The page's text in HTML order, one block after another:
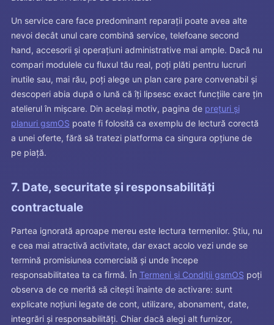
Un service care face predominant reparații poate avea alte
nevoi decât unul care combină service, telefoane second
hand, accesorii și operațiuni administrative mai ample. Dacă nu
compari modulele cu fluxul tău real, poți plăti pentru lucruri
inutile sau, mai rău, poți alege un plan care pare convenabil și
descoperi abia după o lună că îți lipsesc exact funcțiile care țin
atelierul în mișcare. Din același motiv, pagina de prețuri și
planuri gsmOS poate fi folosită ca exemplu de lectură corectă
a unei oferte, fără să tratezi platforma ca singura opțiune de
pe piață.
7. Date, securitate și responsabilități
contractuale
Partea ignorată aproape mereu este lectura termenilor. Știu, nu
e cea mai atractivă activitate, dar exact acolo vezi unde se
termină promisiunea comercială și unde începe
responsabilitatea ta ca firmă. În Termeni și Condiții gsmOS poți
observa de ce merită să citești înainte de activare: sunt
explicate noțiuni legate de cont, utilizare, abonament, date,
integrări și responsabilități. Chiar dacă alegi alt furnizor,